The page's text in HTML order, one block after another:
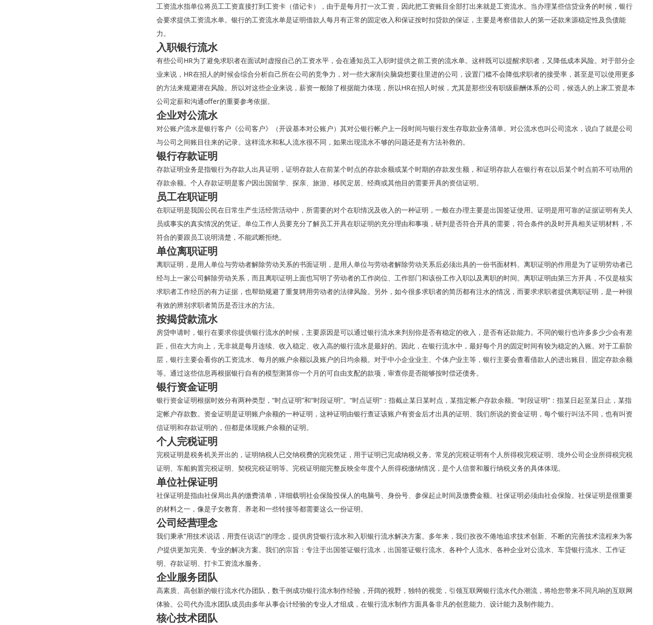
工资流水指单位将员工工资直接打到工资卡（借记卡），由于是每月打一次工资，因此把工资账目全部打出来就是工资流水。当办理某些信贷业务的时候，银行
会要求提供工资流水单。银行的工资流水单是证明借款人每月有正常的固定收入和保证按时扣贷款的保证，主要是考察借款人的第一还款来源稳定性及负债能
力。
入职银行流水
有些公司HR为了避免求职者在面试时虚报自己的工资水平，会在通知员工入职时提供之前工资的流水单。这样既可以提醒求职者，又降低成本风险。对于部分企
业来说，HR在招人的时候会综合分析自己所在公司的竞争力，对一些大家削尖脑袋想要往里进的公司，设置门槛不会降低求职者的接受率，甚至是可以使用更多
的方法来规避潜在风险。所以对这些企业来说，薪资一般除了根据能力体现，所以HR在招人时候，尤其是那些没有职级薪酬体系的公司，候选人的上家工资是本
公司定薪和沟通offer的重要参考依据。
企业对公流水
对公账户流水是银行客户《公司客户》（开设基本对公账户）其对公银行帐户上一段时间与银行发生存取款业务清单。对公流水也叫公司流水，说白了就是公司
与公司之间账目往来的记录。这样流水和私人流水很不同，如果出现流水不够的问题还是有方法补救的。
银行存款证明
存款证明业务是指银行为存款人出具证明，证明存款人在前某个时点的存款余额或某个时期的存款发生额，和证明存款人在银行有在以后某个时点前不可动用的
存款余额。个人存款证明是客户因出国留学、探亲、旅游、移民定居、经商或其他目的需要开具的资信证明。
员工在职证明
在职证明是我国公民在日常生产生活经营活动中，所需要的对个在职情况及收入的一种证明，一般在办理主要是出国签证使用。证明是用可靠的证据证明有关人
员或事实的真实情况的凭证。单位工作人员要充分了解员工开具在职证明的充分理由和事项，研判是否符合开具的需要，符合条件的及时开具相关证明材料，不
符合的要跟员工说明清楚，不能武断拒绝。
单位离职证明
离职证明，是用人单位与劳动者解除劳动关系的书面证明，是用人单位与劳动者解除劳动关系后必须出具的一份书面材料。离职证明的作用是为了证明劳动者已
经与上一家公司解除劳动关系，而且离职证明上面也写明了劳动者的工作岗位、工作部门和该份工作入职以及离职的时间。离职证明由第三方开具，不仅是核实
求职者工作经历的有力证据，也帮助规避了重复聘用劳动者的法律风险。另外，如今很多求职者的简历都有注水的情况，而要求求职者提供离职证明，是一种很
有效的辨别求职者简历是否注水的方法。
按揭贷款流水
房贷申请时，银行在要求你提供银行流水的时候，主要原因是可以通过银行流水来判别你是否有稳定的收入，是否有还款能力。不同的银行也许多多少少会有差
距，但在大方向上，无非就是每月连续、收入稳定、收入高的银行流水是最好的。因此，在银行流水中，最好每个月的固定时间有较为稳定的入账。对于工薪阶
层，银行主要会看你的工资流水、每月的账户余额以及账户的日均余额。对于中小企业业主、个体户业主等，银行主要会查看借款人的进出账目、固定存款余额
等。通过这些信息再根据银行自有的模型测算你一个月的可自由支配的款项，审查你是否能够按时偿还债务。
银行资金证明
银行资金证明根据时效分有两种类型，“时点证明”和“时段证明”。“时点证明”：指截止某日某时点，某指定帐户存款余额。“时段证明”：指某日起至某日止，某指
定帐户存款数。资金证明是证明账户余额的一种证明，这种证明由银行查证该账户有资金后才出具的证明、我们所说的资金证明，每个银行叫法不同，也有叫资
信证明和存款证明的，但都是体现账户余额的证明。
个人完税证明
完税证明是税务机关开出的，证明纳税人已交纳税费的完税凭证，用于证明已完成纳税义务。常见的完税证明有个人所得税完税证明、境外公司企业所得税完税
证明、车船购置完税证明、契税完税证明等。完税证明能完整反映全年度个人所得税缴纳情况，是个人信誉和履行纳税义务的具体体现。
单位社保证明
社保证明是指由社保局出具的缴费清单，详细载明社会保险投保人的电脑号、身份号、参保起止时间及缴费金额。社保证明必须由社会保险。社保证明是很重要
的材料之一，像是子女教育、养老和一些转接等都需要这么一份证明。
公司经营理念
我们秉承“用技术说话，用责任说话!”的理念，提供房贷银行流水和入职银行流水解决方案。多年来，我们孜孜不倦地追求技术创新、不断的完善技术流程来为客
户提供更加完美、专业的解决方案。我们的宗旨：专注于出国签证银行流水，出国签证银行流水、各种个人流水、各种企业对公流水、车贷银行流水、工作证
明、存款证明、打卡工资流水服务。
企业服务团队
高素质、高创新的银行流水代办团队，数千例成功银行流水制作经验，开阔的视野，独特的视觉，引领互联网银行流水代办潮流，将给您带来不同凡响的互联网
体验。公司代办流水团队成员由多年从事会计经验的专业人才组成，在银行流水制作方面具备非凡的创意能力、设计能力及制作能力。
核心技术团队